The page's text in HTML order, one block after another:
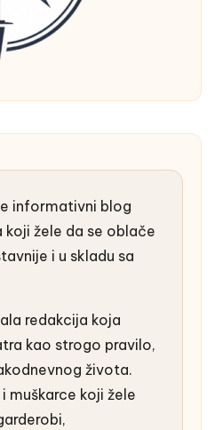
informativni blog
koji žele da se oblače
i u skladu sa
redakcija koja
kao strogo pravilo,
života.
muškarce koji žele